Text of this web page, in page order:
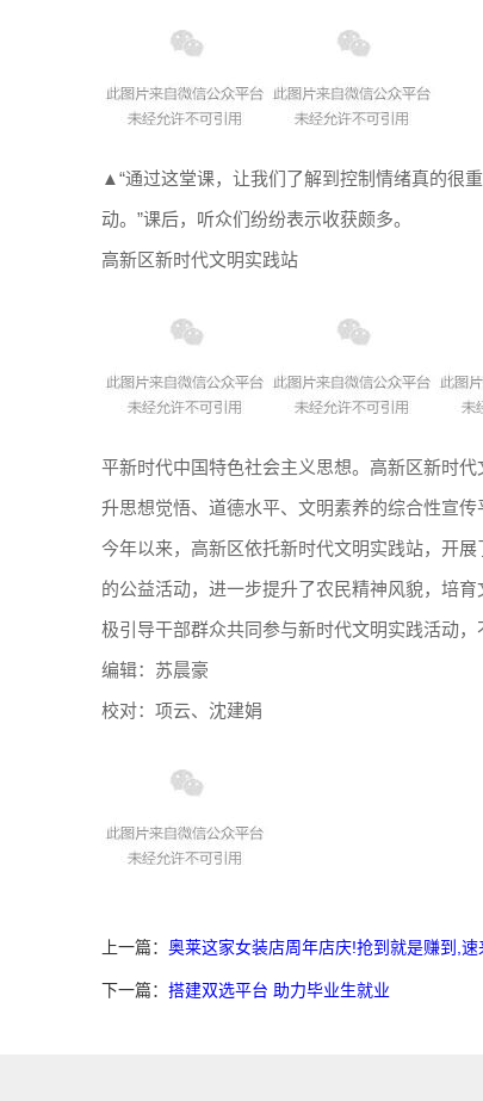
▲“通过这堂课，让我们了解到控制情绪真的很
动。”课后，听众们纷纷表示收获颇多。
高新区新时代文明实践站
平新时代中国特色社会主义思想。高新区新时
升思想觉悟、道德水平、文明素养的综合性宣传
今年以来，高新区依托新时代文明实践站，开
的公益活动，进一步提升了农民精神风貌，培
极引导干部群众共同参与新时代文明实践活动
编辑：苏晨豪
校对：项云、沈建娟
上一篇： 奥莱这家女装店周年店庆!抢到就是赚到,速
下一篇： 搭建双选平台 助力毕业生就业